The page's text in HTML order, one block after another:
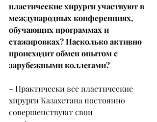
пластические хирурги участвуют в
международных конференциях,
обучающих программах и
стажировках? Насколько активно
происходит обмен опытом с
зарубежными коллегами?
– Практически все пластические
хирурги Казахстана постоянно
совершенствуют свои